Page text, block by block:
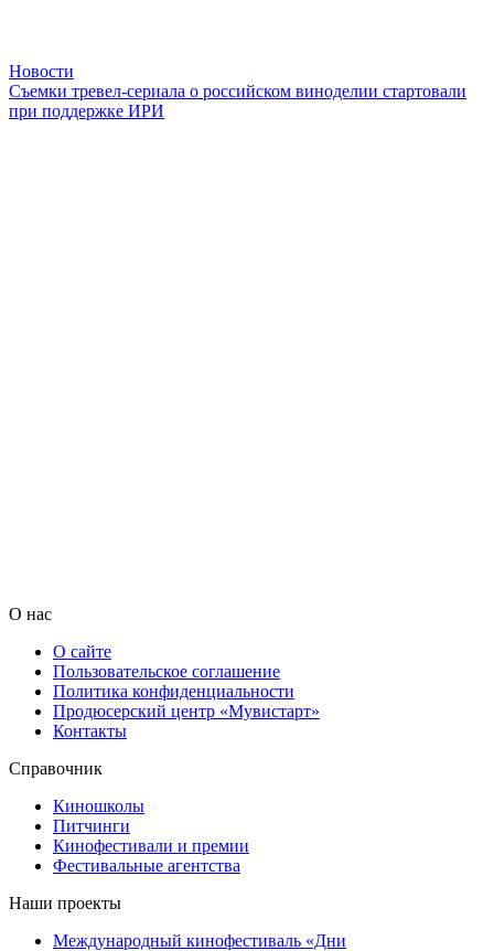
Новости
Съемки тревел-сериала о российском виноделии стартовали
при поддержке ИРИ
О нас
О сайте
Пользовательское соглашение
Политика конфиденциальности
Продюсерский центр «Мувистарт»
Контакты
Справочник
Киношколы
Питчинги
Кинофестивали и премии
Фестивальные агентства
Наши проекты
Международный кинофестиваль «Дни